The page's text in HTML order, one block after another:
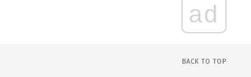
ad
BACK TO TOP